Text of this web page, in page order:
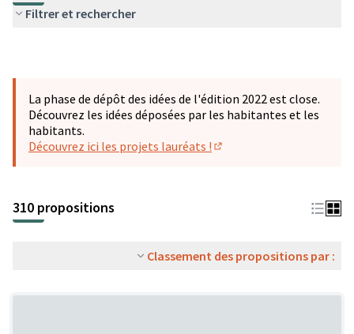
Filtrer et rechercher
La phase de dépôt des idées de l'édition 2022 est close.
Découvrez les idées déposées par les habitantes et les
habitants.
Découvrez ici les projets lauréats !
310 propositions
Classement des propositions par :